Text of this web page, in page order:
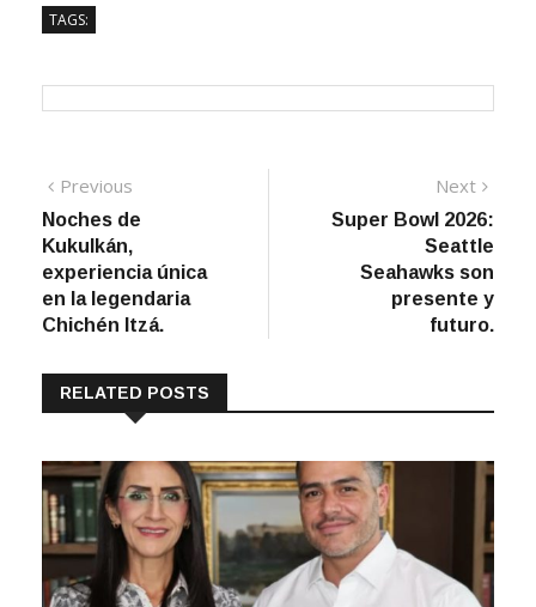
TAGS:
Navegación
de
entradas
Previous
post:
Noches de
Kukulkán,
experiencia única
en la legendaria
Chichén Itzá.
Next
Super Bowl 2026:
Seattle
Seahawks son
presente y
futuro.
RELATED POSTS